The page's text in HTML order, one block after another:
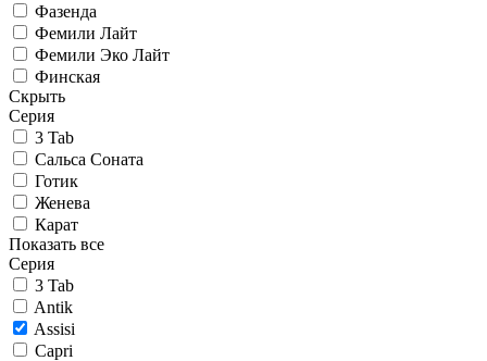
Фазенда
Фемили Лайт
Фемили Эко Лайт
Финская
Скрыть
Серия
3 Tab
Сальса Соната
Готик
Женева
Карат
Показать все
Серия
3 Tab
Antik
Assisi
Capri